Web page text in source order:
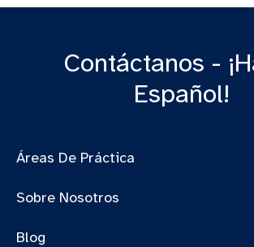
Contáctanos -
Español!
Áreas De Práctica
Sobre Nosotros
Blog